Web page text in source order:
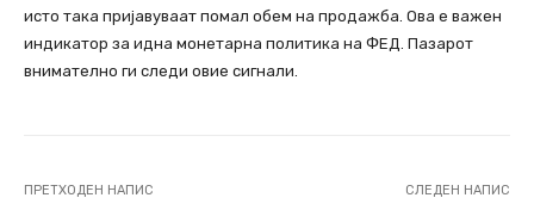
исто така пријавуваат помал обем на продажба. Ова е важен
индикатор за идна монетарна политика на ФЕД. Пазарот
внимателно ги следи овие сигнали.
ПРЕТХОДЕН НАПИС СЛЕДЕН НАПИС